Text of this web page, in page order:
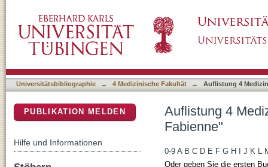
Universitätsbibliographie → 4 Medizinische Fakultät → Auflistung 4
Auflistung 4
Fabienne"
0-9 A B C D E F G H J K L
Oder geben Sie die ersten
PUBLIKATION MELDEN
Hilfe und Informationen